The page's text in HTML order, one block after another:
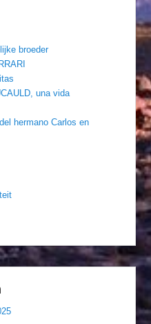
broeder
una vida
hermano Carlos en